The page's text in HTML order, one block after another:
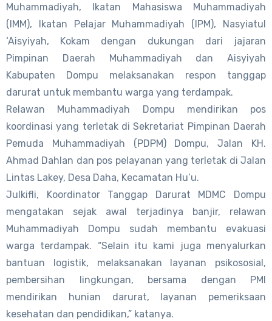
Muhammadiyah, Ikatan Mahasiswa Muhammadiyah
(IMM), Ikatan Pelajar Muhammadiyah (IPM), Nasyiatul
‘Aisyiyah, Kokam dengan dukungan dari jajaran
Pimpinan Daerah Muhammadiyah dan Aisyiyah
Kabupaten Dompu melaksanakan respon tanggap
darurat untuk membantu warga yang terdampak.
Relawan Muhammadiyah Dompu mendirikan pos
koordinasi yang terletak di Sekretariat Pimpinan Daerah
Pemuda Muhammadiyah (PDPM) Dompu, Jalan KH.
Ahmad Dahlan dan pos pelayanan yang terletak di Jalan
Lintas Lakey, Desa Daha, Kecamatan Hu’u.
Julkifli, Koordinator Tanggap Darurat MDMC Dompu
mengatakan sejak awal terjadinya banjir, relawan
Muhammadiyah Dompu sudah membantu evakuasi
warga terdampak. “Selain itu kami juga menyalurkan
bantuan logistik, melaksanakan layanan psikososial,
pembersihan lingkungan, bersama dengan PMI
mendirikan hunian darurat, layanan pemeriksaan
kesehatan dan pendidikan,” katanya.